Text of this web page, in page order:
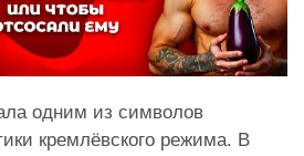
одним из символов
кремлёвского режима. В